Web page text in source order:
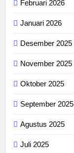
Februari 2026
Januari 2026
Desember 2025
November 2025
Oktober 2025
September 2025
Agustus 2025
Juli 2025